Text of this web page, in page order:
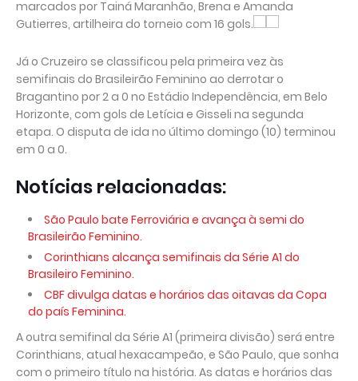
marcados por Tainá Maranhão, Brena e Amanda
Gutierres, artilheira do torneio com 16 gols.
Já o Cruzeiro se classificou pela primeira vez às
semifinais do Brasileirão Feminino ao derrotar o
Bragantino por 2 a 0 no Estádio Independência, em Belo
Horizonte, com gols de Letícia e Gisseli na segunda
etapa. O disputa de ida no último domingo (10) terminou
em 0 a 0.
Notícias relacionadas:
São Paulo bate Ferroviária e avança à semi do
Brasileirão Feminino.
Corinthians alcança semifinais da Série A1 do
Brasileiro Feminino.
CBF divulga datas e horários das oitavas da Copa
do país Feminina.
A outra semifinal da Série A1 (primeira divisão) será entre
Corinthians, atual hexacampeão, e São Paulo, que sonha
com o primeiro título na história. As datas e horários das